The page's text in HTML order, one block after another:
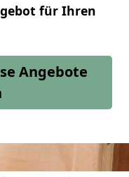
für Ihren
Angebote